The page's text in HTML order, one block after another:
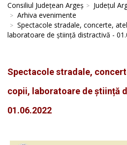
Consiliul Județean Argeș Județul
Arhiva evenimente
Spectacole stradale, concerte,
laboratoare de știință distractivă -
Spectacole stradale,
copii, laboratoare de știință
01.06.2022